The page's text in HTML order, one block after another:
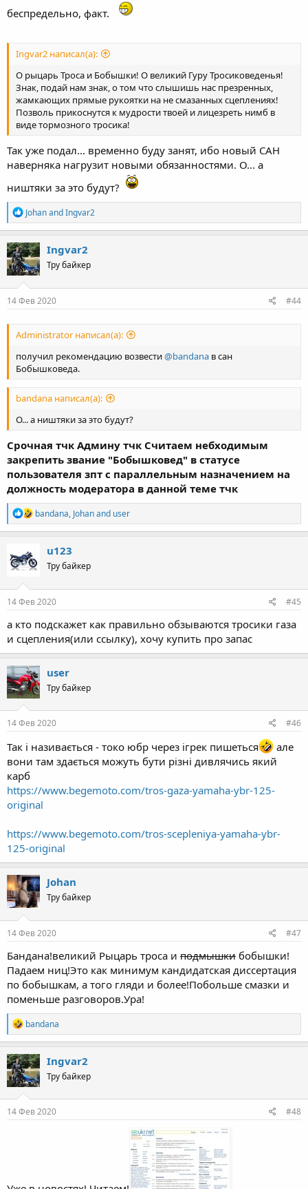
беспредельно, факт.
Ingvar2 написал(а):
О рыцарь Троса и Бобышки! О великий Гуру Тросиковеденья!
Знак, подай нам знак, о том что слышишь нас презренных,
жамкающих прямые рукоятки на не смазанных сцеплениях!
Позволь прикоснутся к мудрости твоей и лицезреть нимб в
виде тормозного тросика!
Так уже подал... временно буду занят, ибо новый САН
наверняка нагрузит новыми обязанностями. О... а
ништяки за это будут?
R
e
a
c
t
i
o
n
s
JohanandIngvar2
Ingvar2
Тру байкер
14 Фев 2020 #44
Administrator написал(а):
получил рекомендацию возвести@bandana в сан
Бобышковеда.
bandana написал(а):
О... а ништяки за это будут?
Срочная тчк Админу тчк Считаем небходимым
закрепить звание "Бобышковед" в статусе
пользователя зпт с параллельным назначением на
должность модератора в данной теме тчк
R
e
a
t
i
n
s
bandana, Johanand user
u123
Тру байкер
14 Фев 2020 #45
а кто подскажет как правильно обзываются тросики газа
и сцепления(или ссылку), хочу купить про запас
user
Тру байкер
14 Фев 2020 #46
Так і називається - токо юбр через ігрек пишеться
але
вони там здається можуть бути різні дивлячись який
карб
https://www.begemoto.com/tros-gaza-yamaha-ybr-125-
original
https://www.begemoto.com/tros-scepleniya-yamaha-ybr-
125-original
Johan
Тру байкер
14 Фев 2020 #47
Бандана!великий Рыцарь троса и подмышки бобышки!
Падаем ниц!Это как минимум кандидатская диссертация
по бобышкам, а того гляди и более!Побольше смазки и
поменьше разговоров.Ура!
R
e
a
c
t
i
o
n
s
bandana
Ingvar2
Тру байкер
14 Фев 2020 #48